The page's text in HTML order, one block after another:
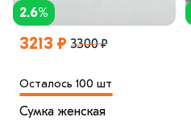
2.6%
3213 ₽ 3300 ₽
Осталось 100 шт
Сумка женская